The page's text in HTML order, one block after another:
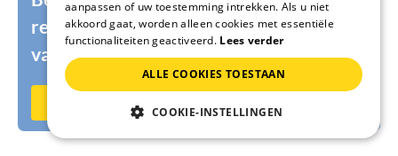
reizigers voor je vakantiehuis of je
vakantiewoning?
Nu op vakantiehuisnu.nl verhuren
aanpassen of uw toestemming intrekken. Als u niet
akkoord gaat, worden alleen cookies met essentiële
functionaliteiten geactiveerd. Lees verder
ALLE COOKIES TOESTAAN
COOKIE-INSTELLINGEN